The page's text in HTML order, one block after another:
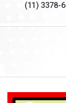
(11) 3378-